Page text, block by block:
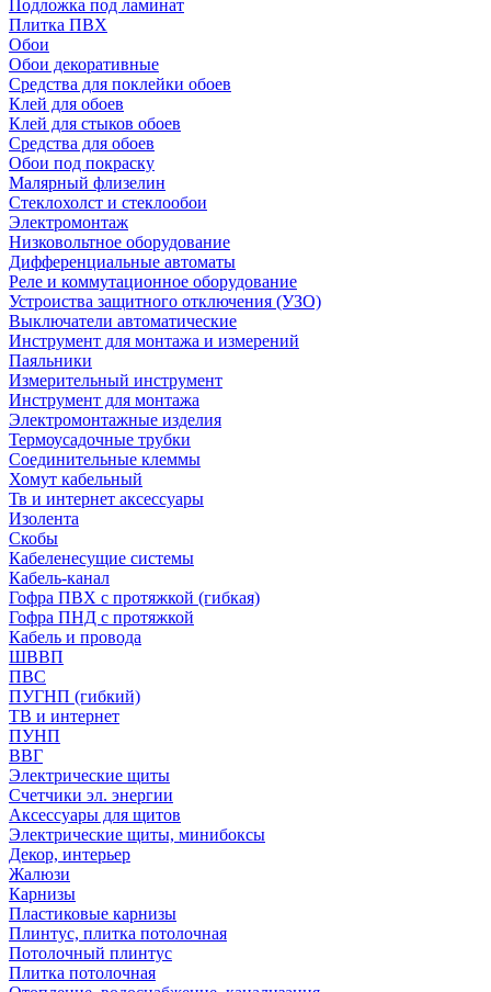
Подложка под ламинат
Плитка ПВХ
Обои
Обои декоративные
Средства для поклейки обоев
Клей для обоев
Клей для стыков обоев
Средства для обоев
Обои под покраску
Малярный флизелин
Стеклохолст и стеклообои
Электромонтаж
Низковольтное оборудование
Дифференциальные автоматы
Реле и коммутационное оборудование
Устроиства защитного отключения (УЗО)
Выключатели автоматические
Инструмент для монтажа и измерений
Паяльники
Измерительный инструмент
Инструмент для монтажа
Электромонтажные изделия
Термоусадочные трубки
Соединительные клеммы
Хомут кабельный
Тв и интернет аксессуары
Изолента
Скобы
Кабеленесущие системы
Кабель-канал
Гофра ПВХ с протяжкой (гибкая)
Гофра ПНД с протяжкой
Кабель и провода
ШВВП
ПВС
ПУГНП (гибкий)
ТВ и интернет
ПУНП
ВВГ
Электрические щиты
Счетчики эл. энергии
Аксессуары для щитов
Электрические щиты, минибоксы
Декор, интерьер
Жалюзи
Карнизы
Пластиковые карнизы
Плинтус, плитка потолочная
Потолочный плинтус
Плитка потолочная